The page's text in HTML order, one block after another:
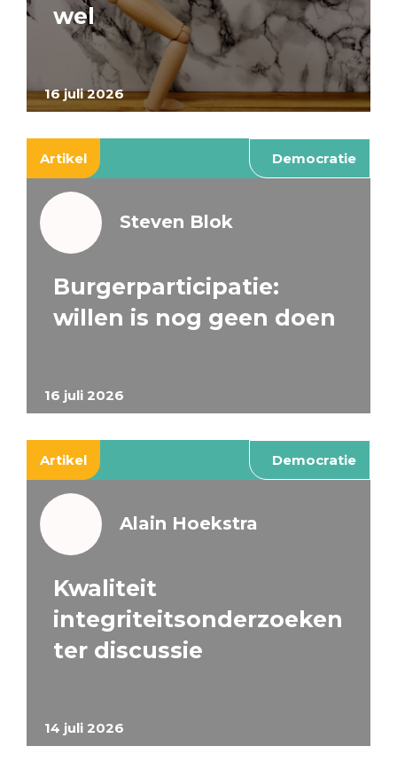
16 juli 2026
wel
Artikel Democratie
16 juli 2026
Steven Blok
Burgerparticipatie:
willen is nog geen doen
Artikel Democratie
14 juli 2026
Alain Hoekstra
Kwaliteit
integriteitsonderzoeken
ter discussie